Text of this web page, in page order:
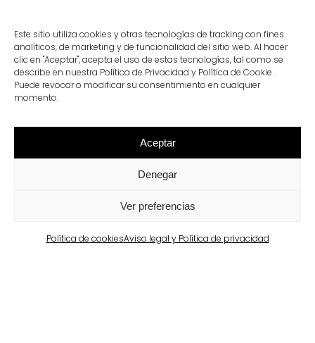
Este sitio utiliza cookies y otras tecnologías de tracking con fines
analíticos, de marketing y de funcionalidad del sitio web. Al hacer
clic en "Aceptar", acepta el uso de estas tecnologías, tal como se
describe en nuestra Política de Privacidad y Política de Cookie .
Puede revocar o modificar su consentimiento en cualquier
momento.
Aceptar
Denegar
Ver preferencias
Política de cookiesAviso legal y Política de privacidad
racional y eficiente de los recursos.
Calidad garantizada, normativa certificada